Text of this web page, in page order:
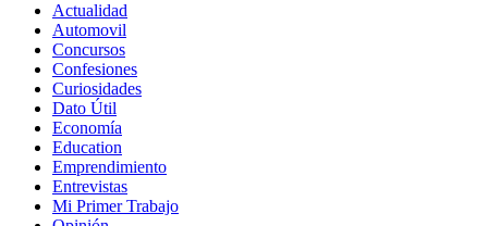
Actualidad
Automovil
Concursos
Confesiones
Curiosidades
Dato Útil
Economía
Education
Emprendimiento
Entrevistas
Mi Primer Trabajo